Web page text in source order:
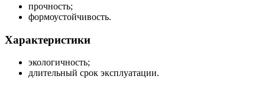
прочность;
формоустойчивость.
Характеристики
экологичность;
длительный срок эксплуатации.